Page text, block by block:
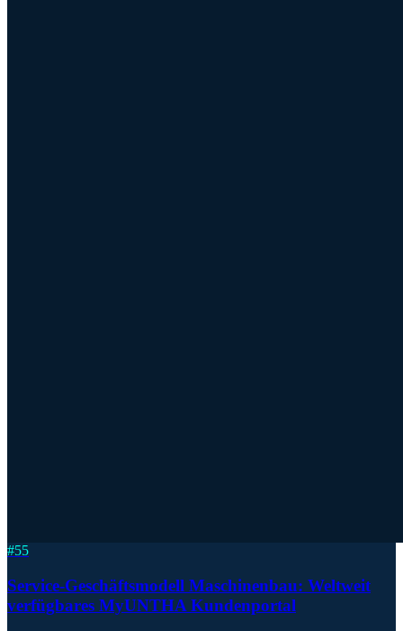
#55
Service-Geschäftsmodell Maschinenbau: Weltweit
verfügbares MyUNTHA Kundenportal